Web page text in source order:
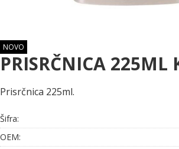
NOVO
PRISRČNICA 225ML
Prisrčnica 225ml.
Šifra:
OEM: